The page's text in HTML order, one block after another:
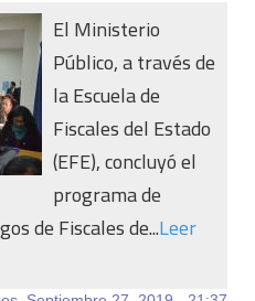
El Ministerio
Público, a través de
la Escuela de
Fiscales del Estado
(EFE), concluyó el
programa de
de Fiscales de...Leer